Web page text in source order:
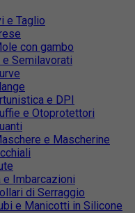
e Taglio
con gambo
Semilavorati
e DPI
e Otoprotettori
e Mascherine
e Imbarcazioni
di Serraggio
e Manicotti in Silicone